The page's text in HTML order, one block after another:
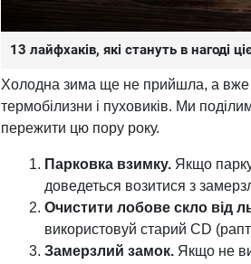
13 лайфхаків, які стануть в нагоді
Холодна зима ще не прийшла, а вже
термобілизни і пуховиків. Ми
пережити цю пору року.
Парковка взимку. Якщо
доведеться возитися з
Очистити лобове скло від
використовуй старий CD
Замерзлий замок. Якщо не